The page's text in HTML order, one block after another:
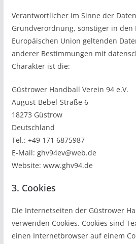
Verantwortlicher im Sinne der
Grundverordnung, sonstiger in
Europäischen Union geltenden
anderer Bestimmungen mit
Charakter ist die:
Güstrower Handball Verein 94 e.V.
August-Bebel-Straße 6
18273 Güstrow
Deutschland
Tel.: +49 171 6875987
E-Mail: ghv94ev@web.de
Website: www.ghv94.de
3. Cookies
Die Internetseiten der Güstrower
verwenden Cookies. Cookies sind
einen Internetbrowser auf einem